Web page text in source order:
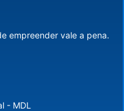
empreender vale a pena.
- MDL